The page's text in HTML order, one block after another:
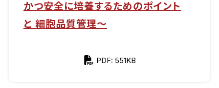
かつ安全に培養するためのポイント
と 細胞品質管理～
PDF: 551KB